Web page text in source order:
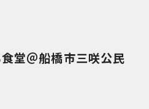
堂＠船橋市三咲公民